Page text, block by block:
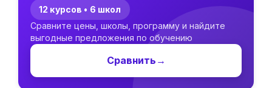
12 курсов • 6 школ
Сравните цены, школы, программу и найдите
выгодные предложения по обучению
Сравнить →